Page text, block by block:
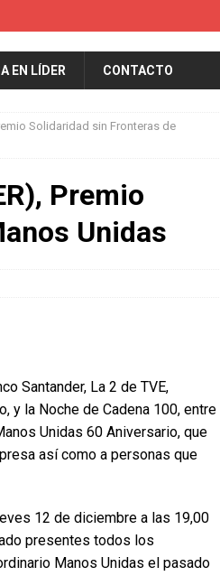
EN LÍDER CONTACTO
Solidaridad sin Fronteras de
Premio
Unidas
Santander, La 2 de TVE,
y la Noche de Cadena 100, entre
Unidas 60 Aniversario, que
así como a personas que
12 de diciembre a las 19,00
presentes todos los
Manos Unidas el pasado